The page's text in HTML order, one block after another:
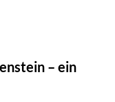
für
diese
entsteht, also
– ein